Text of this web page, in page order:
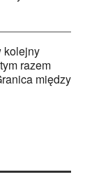
kolejny
razem
między